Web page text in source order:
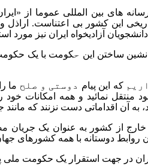
رسانه های بین المللی عموما از
این کشور بی اعتناست. اراذل
آزادیخواه ایران نیز مورد
ساختن این حکومت با یک حکومت
که این پیام دوستی و صلح ما
نمائید و همه امکانات خود
به آن اقداماتی دست نزنند که
خارج از کشور به عنوان یک
دوستانه با همه کشورهای
در جهت استقرار یک حکومت ملی